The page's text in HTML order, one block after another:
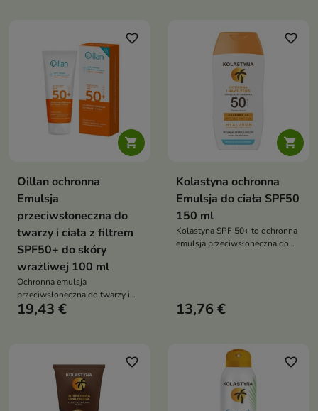
fotostabilna formuła została
opracowana z myślą o dzieciach
i dorosłych ze skórą wrażliwą,
suchą, atopową, skłonną do
alergii i podrażnień

favorite_border
Oillan ochronna
Emulsja
przeciwsłoneczna do
twarzy i ciała z filtrem
SPF50+ do skóry
wrażliwej 100 ml
Ochronna emulsja
przeciwsłoneczna do twarzy i
ciała SPF50 to fotostabilna,
19,43 €

favorite_border
Kolastyna ochronna
Emulsja do ciała SPF50
150 ml
Kolastyna SPF 50+ to ochronna
emulsja przeciwsłoneczna do
przed przesuszeniem i
13,76 €
favorite_border favorite_border